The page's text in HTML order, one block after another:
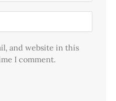
and website in this
I comment.